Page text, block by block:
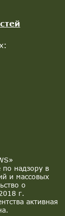
по надзору в
и массовых
о
г.
активная